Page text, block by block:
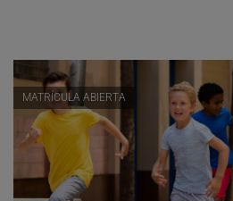
Cursos
MATRÍCULA ABIERTA